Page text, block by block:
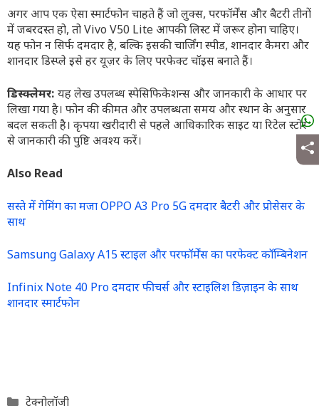
अगर आप एक ऐसा स्मार्टफोन चाहते हैं जो लुक्स, परफॉर्मेंस और बैटरी तीनों
में जबरदस्त हो, तो Vivo V50 Lite आपकी लिस्ट में जरूर होना चाहिए।
यह फोन न सिर्फ दमदार है, बल्कि इसकी चार्जिंग स्पीड, शानदार कैमरा और
शानदार डिस्प्ले इसे हर यूज़र के लिए परफेक्ट चॉइस बनाते हैं।
डिस्क्लेमर: यह लेख उपलब्ध स्पेसिफिकेशन्स और जानकारी के आधार पर
लिखा गया है। फोन की कीमत और उपलब्धता समय और स्थान के अनुसार
बदल सकती है। कृपया खरीदारी से पहले आधिकारिक साइट या रिटेल स्टोर
से जानकारी की पुष्टि अवश्य करें।
Also Read
सस्ते में गेमिंग का मजा OPPO A3 Pro 5G दमदार बैटरी और प्रोसेसर के
साथ
Samsung Galaxy A15 स्टाइल और परफॉर्मेंस का परफेक्ट कॉम्बिनेशन
Infinix Note 40 Pro दमदार फीचर्स और स्टाइलिश डिज़ाइन के साथ
शानदार स्मार्टफोन
Categories
टेक्नोलॉजी